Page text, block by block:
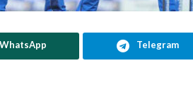
WhatsApp Telegram